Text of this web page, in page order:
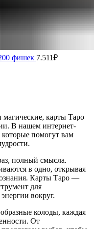
фишек 7.511₽
карты Таро
В нашем интернет-
помогут вам
полный смысла.
в одно, открывая
Карты Таро —
для
вокруг.
колоды, каждая
От